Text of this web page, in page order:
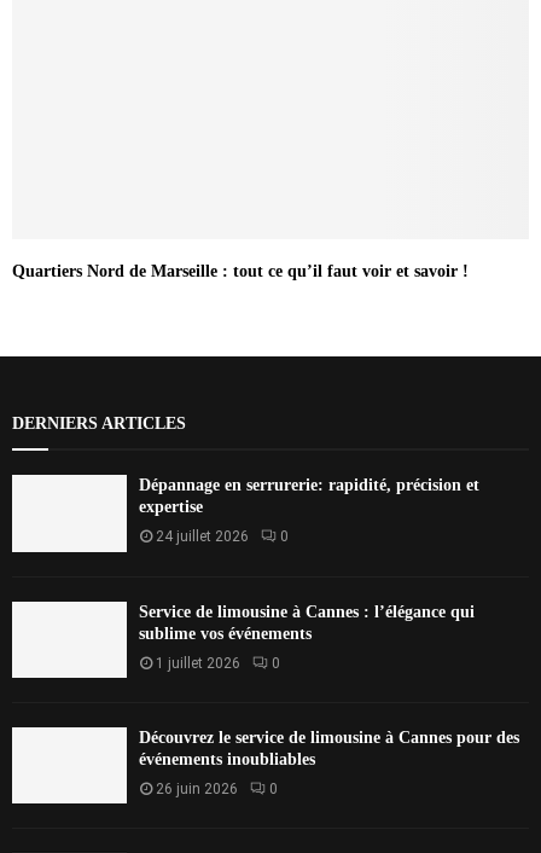
Quartiers Nord de Marseille : tout ce qu’il faut voir et savoir !
DERNIERS ARTICLES
Dépannage en serrurerie: rapidité, précision et
expertise
24 juillet 2026 0
Service de limousine à Cannes : l’élégance qui
sublime vos événements
1 juillet 2026 0
Découvrez le service de limousine à Cannes pour des
événements inoubliables
26 juin 2026 0